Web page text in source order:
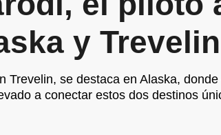
y Trevelin
se destaca en Alaska,
a conectar estos dos destinos